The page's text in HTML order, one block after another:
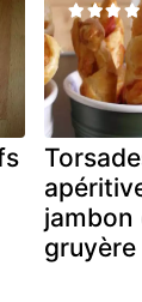
jambon
gruyère